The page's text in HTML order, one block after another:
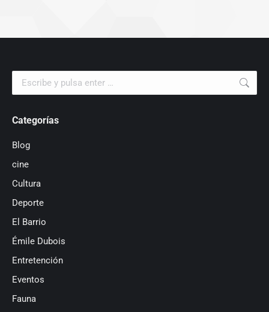
Buscar:
Categorías
Blog
cine
Cultura
Deporte
El Barrio
Émile Dubois
Entretención
Eventos
Fauna